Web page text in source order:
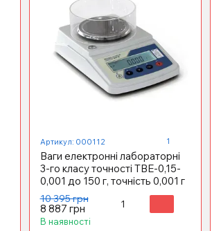
Артикул: 000112 1
Ваги електронні лабораторні
3-го класу точності ТВЕ-0,15-
0,001 до 150 г, точність 0,001 г
10 395 грн
8 887 грн
В наявності